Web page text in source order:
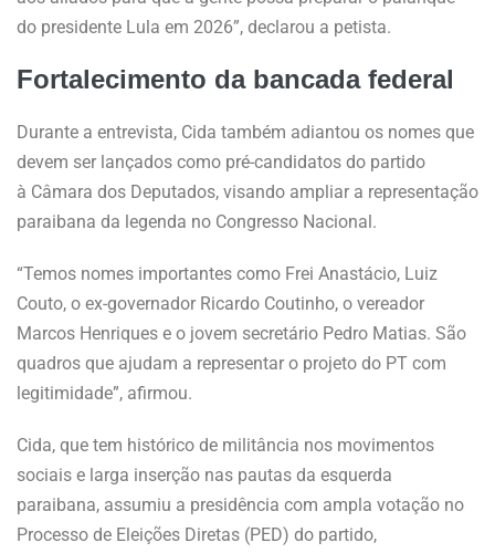
do presidente Lula em 2026”, declarou a petista.
Fortalecimento da bancada federal
Durante a entrevista, Cida também adiantou os nomes que
devem ser lançados como pré-candidatos do partido
à Câmara dos Deputados, visando ampliar a representação
paraibana da legenda no Congresso Nacional.
“Temos nomes importantes como Frei Anastácio, Luiz
Couto, o ex-governador Ricardo Coutinho, o vereador
Marcos Henriques e o jovem secretário Pedro Matias. São
quadros que ajudam a representar o projeto do PT com
legitimidade”, afirmou.
Cida, que tem histórico de militância nos movimentos
sociais e larga inserção nas pautas da esquerda
paraibana, assumiu a presidência com ampla votação no
Processo de Eleições Diretas (PED) do partido,